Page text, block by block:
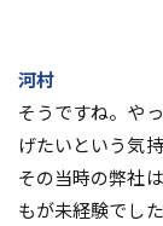
河村
そうですね。や
げたいという気
その当時の弊社
もが未経験でし